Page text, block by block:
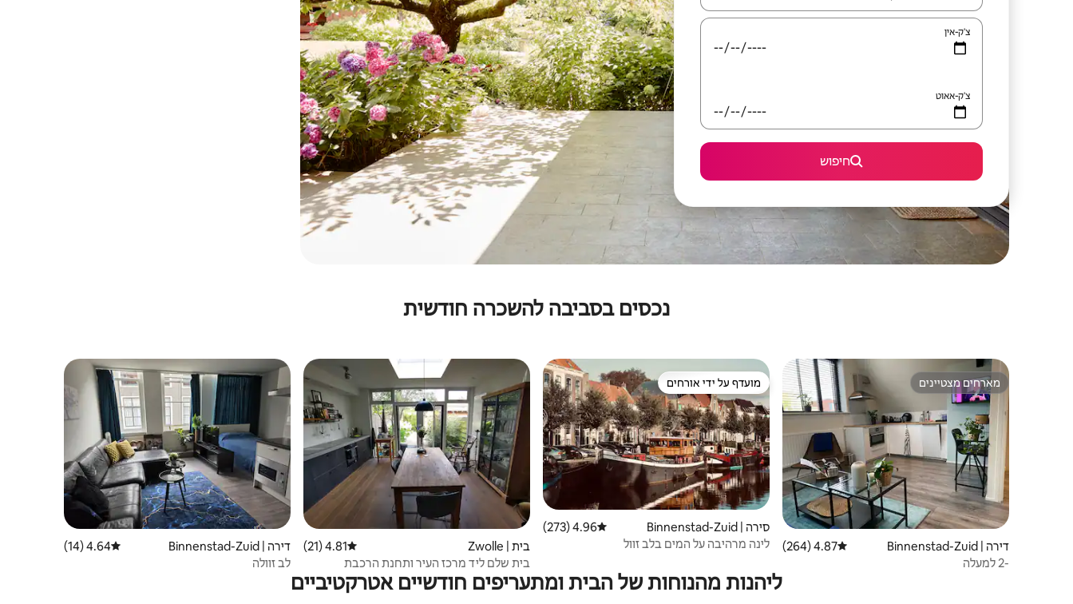
צ'ק-אין
צ'ק-אאוט
חיפוש
נכסים בסביבה להשכרה חודשית
מארחים מצטיינים
מארחים מצטיינים
דירה | Binnenstad-Zuid דירוג ממוצע של 4.87 מתוך 5, 264 ביקורות
4.87 (264)
-2 למעלה
מועדף על ידי אורחים
מועדף על ידי אורחים
סירה | Binnenstad-Zuid דירוג ממוצע של 4.96 מתוך 5, 273 ביקורות
4.96 (273)
לינה מרהיבה על המים בלב זוול
בית | Zwolle דירוג ממוצע של 4.81 מתוך 5, 21 ביקורות
4.81 (21)
בית שלם ליד מרכז העיר ותחנת הרכבת
דירה | Binnenstad-Zuid דירוג ממוצע של 4.64 מתוך 5, 14 ביקורות
4.64 (14)
לב זוולה
ליהנות מהנוחות של הבית ומתעריפים חודשיים אטרקטיביים